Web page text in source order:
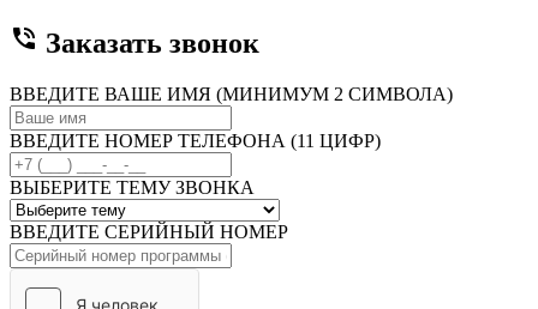
phone_in_talk Заказать звонок
ВВЕДИТЕ ВАШЕ ИМЯ (МИНИМУМ 2 СИМВОЛА)
ВВЕДИТЕ НОМЕР ТЕЛЕФОНА (11 ЦИФР)
ВЫБЕРИТЕ ТЕМУ ЗВОНКА
ВВЕДИТЕ СЕРИЙНЫЙ НОМЕР